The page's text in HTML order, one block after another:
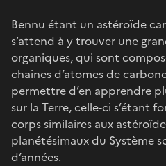
Bennu étant un astéroïde
s’attend à y trouver une
organiques, qui sont
chaines d’atomes de
permettre d’en apprendre
sur la Terre, celle-ci s’étant
corps similaires aux
planétésimaux du Système
d’années.